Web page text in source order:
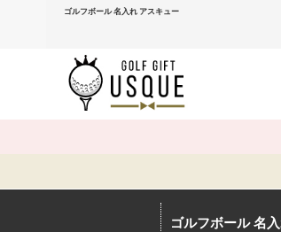
ゴルフボール 名入れ アスキュー
ゴルフボール 名